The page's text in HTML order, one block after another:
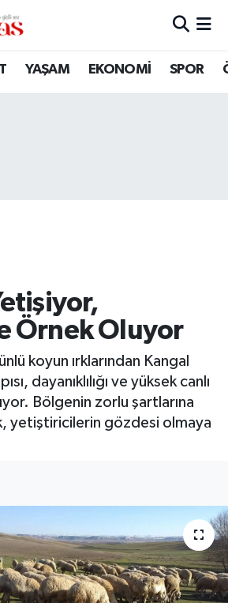
YAŞAM EKONOMİ SPOR
Örnek Oluyor
koyun ırklarından Kangal
dayanıklılığı ve yüksek canlı
Bölgenin zorlu şartlarına
yetiştiricilerin gözdesi olmaya
Eczaneler